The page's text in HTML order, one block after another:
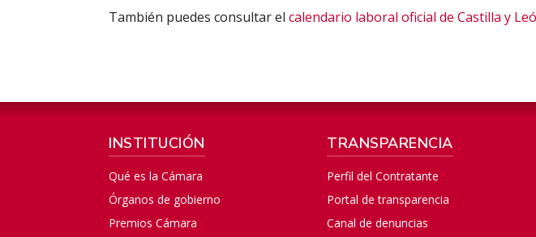
También puedes consultar elcalendario laboral oficial de Castilla y
INSTITUCIÓN
Qué es la Cámara
Órganos de gobierno
Premios Cámara
TRANSPARENCIA
Perfil del Contratante
Portal de transparencia
Canal de denuncias